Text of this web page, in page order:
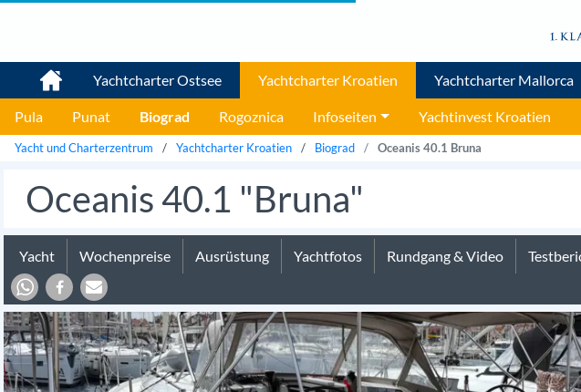
Yachtcharter Ostsee Yachtcharter Kroatien Yachtcharter Mallorca
Pula Punat Biograd Rogoznica Infoseiten Yachtinvest Kroatien
Yacht und Charterzentrum Yachtcharter Kroatien Biograd Oceanis 40.1 Bruna
Oceanis 40.1 "Bruna"
Yacht Wochenpreise Ausrüstung Yachtfotos Rundgang & Video